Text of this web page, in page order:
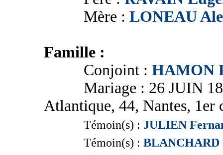
Mère : LONEAU
Famille :
Conjoint : HAMON
Mariage : 26 JUIN
Atlantique, 44, Nantes, 1er
Témoin(s) : JULIEN
Témoin(s) : BLANCHARD